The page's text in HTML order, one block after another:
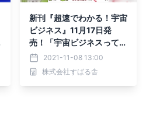
新刊『超速でわかる！宇宙
ビジネス』11月17日発
売！「宇宙ビジネスって
何？」そもそもの疑問から
現状、将来の予測を解説！
2021-11-08 13:00
株式会社すばる舎